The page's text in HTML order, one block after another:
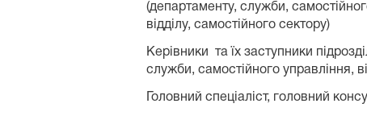
(департаменту, служби,
відділу, самостійного сектору)
Керівники та їх заступники
служби, самостійного управління,
Головний спеціаліст, головний